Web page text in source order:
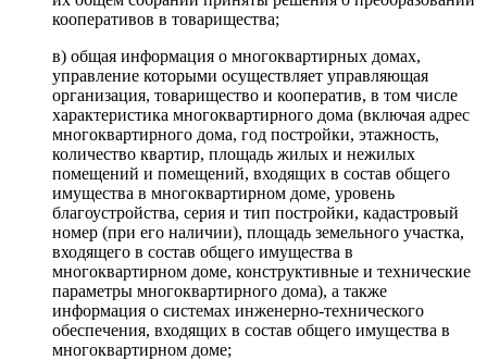
кооперативов в товарищества;
в) общая информация о многоквартирных домах,
управление которыми осуществляет управляющая
организация, товарищество и кооператив, в том числе
характеристика многоквартирного дома (включая адрес
многоквартирного дома, год постройки, этажность,
количество квартир, площадь жилых и нежилых
помещений и помещений, входящих в состав общего
имущества в многоквартирном доме, уровень
благоустройства, серия и тип постройки, кадастровый
номер (при его наличии), площадь земельного участка,
входящего в состав общего имущества в
многоквартирном доме, конструктивные и технические
параметры многоквартирного дома), а также
информация о системах инженерно-технического
обеспечения, входящих в состав общего имущества в
многоквартирном доме;